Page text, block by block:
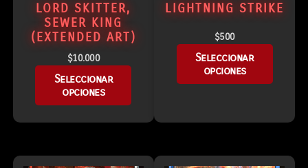
LORD SKITTER,
SEWER KING
(EXTENDED ART)
$10.000
Seleccionar
opciones
LIGHTNING STRIKE
$500
Seleccionar
opciones